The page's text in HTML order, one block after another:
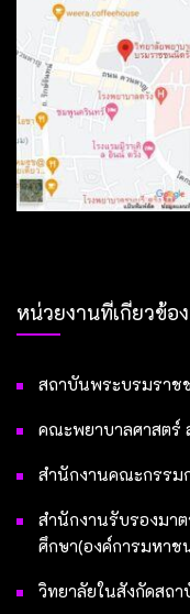
หน่วยงานที่เกี่ยวข้อง
สถาบันพระบรมราช
คณะพยาบาลศาสตร์
สำนักงานคณะกรรม
สำนักงานรับรองมา
ศึกษา(องค์การมหาช
วิทยาลัยในสังกัดสถ